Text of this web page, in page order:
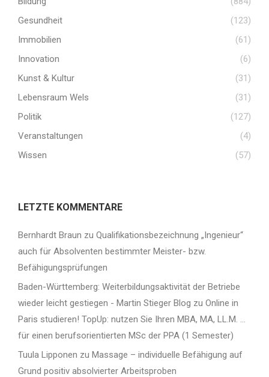
Gesundheit
(123)
Immobilien
(61)
Innovation
(6)
Kunst & Kultur
(31)
Lebensraum Wels
(31)
Politik
(127)
Veranstaltungen
(4)
Wissen
(57)
LETZTE KOMMENTARE
Bernhardt Braun zu Qualifikationsbezeichnung „Ingenieur“
auch für Absolventen bestimmter Meister- bzw.
Befähigungsprüfungen
Baden-Württemberg: Weiterbildungsaktivität der Betriebe
wieder leicht gestiegen - Martin Stieger Blog zu Online in
Paris studieren! TopUp: nutzen Sie Ihren MBA, MA, LL.M. …
für einen berufsorientierten MSc der PPA (1 Semester)
Tuula Lipponen zu Massage – individuelle Befähigung auf
Grund positiv absolvierter Arbeitsproben